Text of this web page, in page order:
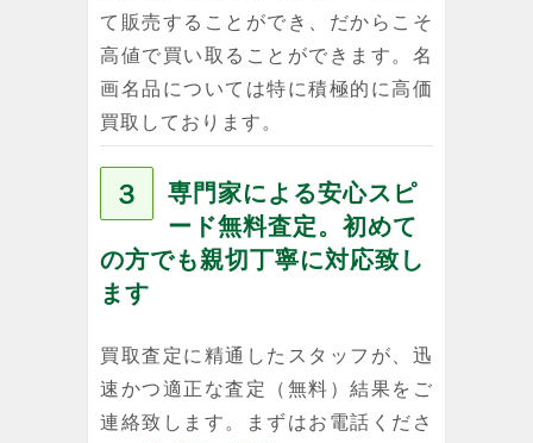
て販売することができ、だからこそ
高値で買い取ることができます。名
画名品については特に積極的に高価
買取しております。
３
専門家による安心スピ
ード無料査定。初めて
の方でも親切丁寧に対応致し
ます
買取査定に精通したスタッフが、迅
速かつ適正な査定（無料）結果をご
連絡致します。まずはお電話くださ